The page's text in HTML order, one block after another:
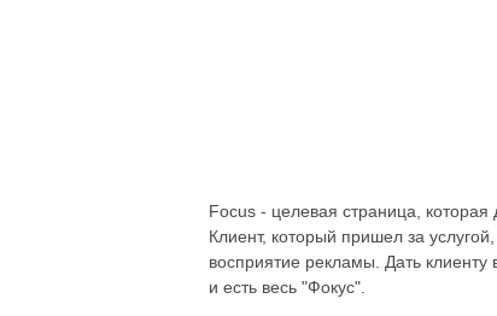
Focus - целевая страница, которая
Клиент, который пришел за
восприятие рекламы. Дать
и есть весь "Фокус".